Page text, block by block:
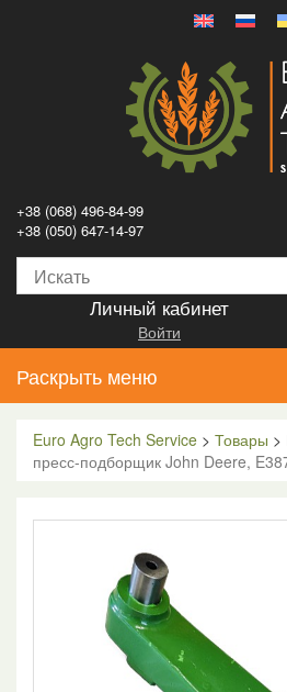
+38 (068) 496-84-99
+38 (050) 647-14-97
Личный кабинет
Войти
Раскрыть меню
Euro Agro Tech Service > Товары >
пресс-подборщик John Deere,